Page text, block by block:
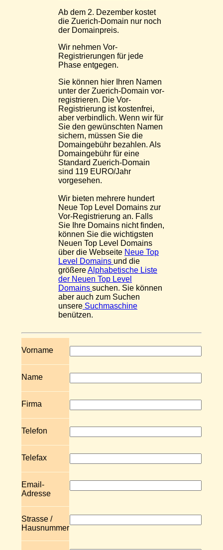
Ab dem 2. Dezember kostet
die Zuerich-Domain nur noch
der Domainpreis.
Wir nehmen Vor-
Registrierungen für jede
Phase entgegen.
Sie können hier Ihren Namen
unter der Zuerich-Domain vor-
registrieren. Die Vor-
Registrierung ist kostenfrei,
aber verbindlich. Wenn wir für
Sie den gewünschten Namen
sichern, müssen Sie die
Domaingebühr bezahlen. Als
Domaingebühr für eine
Standard Zuerich-Domain
sind 119 EURO/Jahr
vorgesehen.
Wir bieten mehrere hundert
Neue Top Level Domains zur
Vor-Registrierung an. Falls
Sie Ihre Domains nicht finden,
können Sie die wichtigsten
Neuen Top Level Domains
über die Webseite Neue Top
Level Domains und die
größereAlphabetische Liste
der Neuen Top Level
Domains suchen. Sie können
aber auch zum Suchen
unsere Suchmaschine
benützen.
Vorname
Name
Firma
Telefon
Telefax
Email-
Adresse
Strasse /
Hausnummer